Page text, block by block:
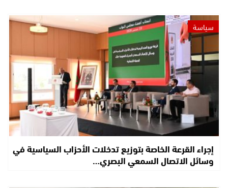
سياسة
إجراء القرعة الخاصة بتوزيع تدخلات الأحزاب السياسية في
وسائل الاتصال السمعي البصري…